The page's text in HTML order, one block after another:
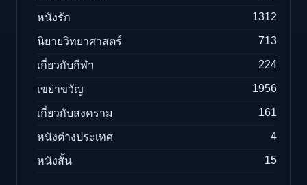
หนังรัก 1312
นิยายวิทยาศาสตร์ 713
เกี่ยวกับกีฬา 224
เขย่าขวัญ 1956
เกี่ยวกับสงคราม 161
หนังต่างประเทศ 4
หนังสั้น 15